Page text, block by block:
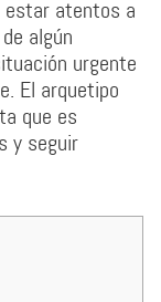
estar atentos a
algún
urgente
El arquetipo
que es
y seguir